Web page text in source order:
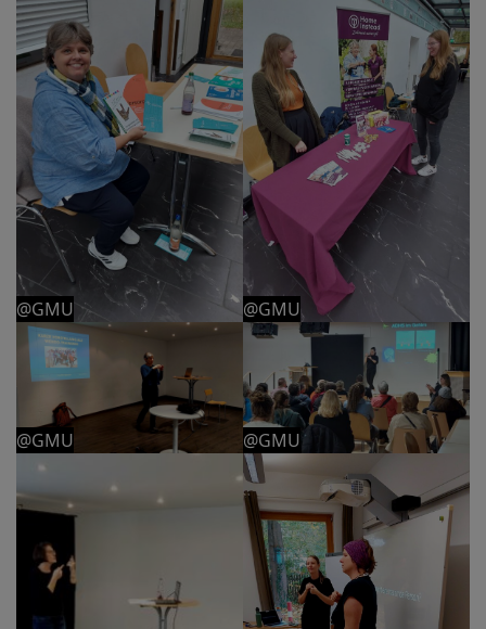
@GMU @GMU
@GMU @GMU